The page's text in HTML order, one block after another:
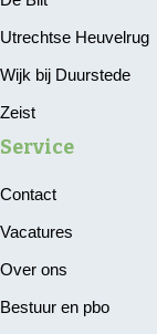
Utrechtse Heuvelrug
Wijk bij Duurstede
Zeist
Service
Contact
Vacatures
Over ons
Bestuur en pbo